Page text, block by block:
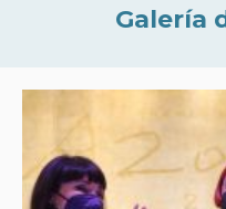
Galería